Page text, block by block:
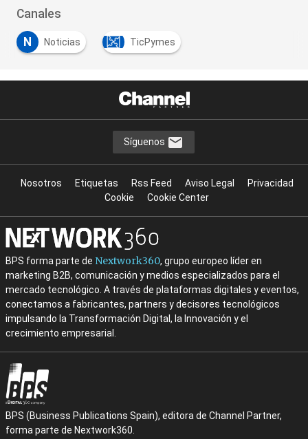
Canales
N Noticias TicPymes
Síguenos
Nosotros Etiquetas Rss Feed Aviso Legal
Privacidad
Cookie
Cookie Center
BPS forma parte de Nextwork360, grupo europeo líder en
marketing B2B, comunicación y medios especializados para el
mercado tecnológico. A través de plataformas digitales y eventos,
conectamos a fabricantes, partners y decisores tecnológicos
impulsando la Transformación Digital, la Innovación y el
crecimiento empresarial.
BPS (Business Publications Spain), editora de Channel Partner,
forma parte de Nextwork360.